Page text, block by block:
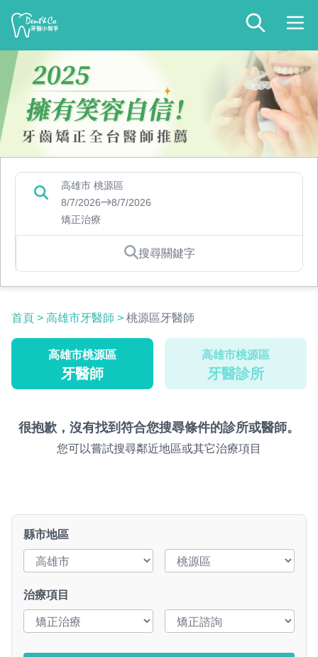
高雄市 桃源區
8/7/2026
8/7/2026
矯正治療
搜尋關鍵字
首頁 > 高雄市牙醫師 > 桃源區牙醫師
高雄市桃源區
牙醫師
高雄市桃源區
牙醫診所
很抱歉，沒有找到符合您搜尋條件的診所或醫師。
您可以嘗試搜尋鄰近地區或其它治療項目
縣市地區
治療項目